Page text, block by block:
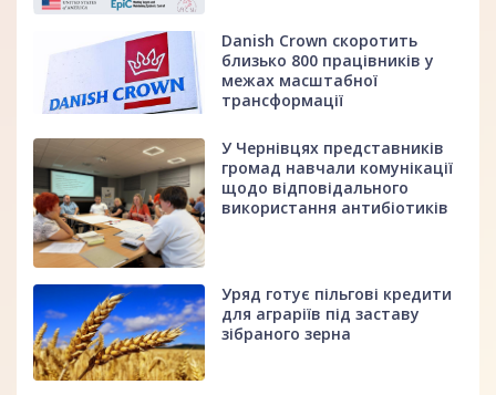
Danish Crown скоротить
близько 800 працівників у
межах масштабної
трансформації
У Чернівцях представників
громад навчали комунікації
щодо відповідального
використання антибіотиків
Уряд готує пільгові кредити
для аграріїв під заставу
зібраного зерна